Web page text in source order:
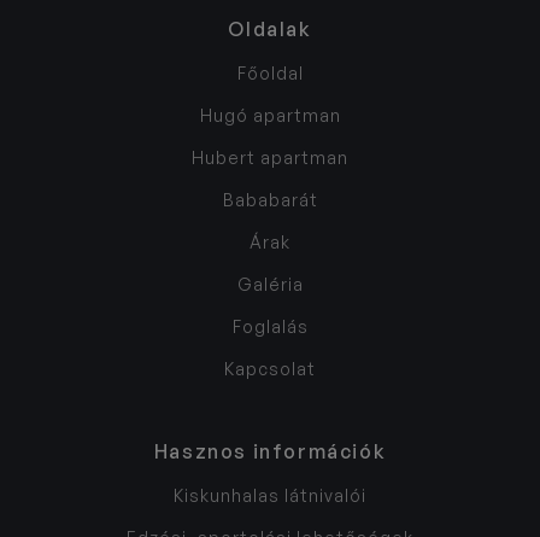
Oldalak
Főoldal
Hugó apartman
Hubert apartman
Bababarát
Árak
Galéria
Foglalás
Kapcsolat
Hasznos információk
Kiskunhalas látnivalói